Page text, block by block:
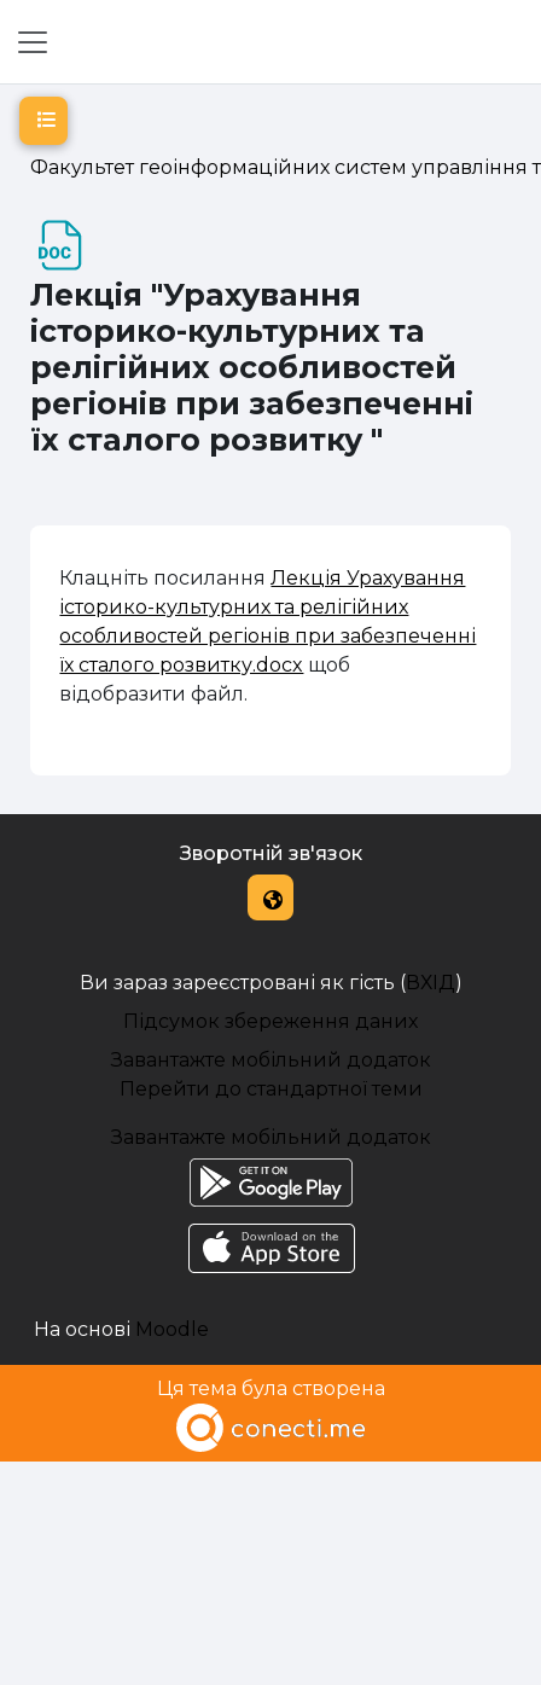
Факультет геоінформаційних систем управління
Лекція "Урахування
історико-культурних та
релігійних особливостей
регіонів при забезпеченні
їх сталого розвитку "
Відкритий покажчик курсу
Клацніть посилання Лекція Урахування
історико-культурних та релігійних
особливостей регіонів при забезпеченні
їх сталого розвитку.docx щоб
відобразити файл.
Зворотній зв'язок
Ви зараз зареєстровані як гість (ВХІД )
Підсумок збереження даних
Завантажте мобільний додаток
Перейти до стандартної теми
Завантажте мобільний додаток
На основі Moodle
Ця тема була створена